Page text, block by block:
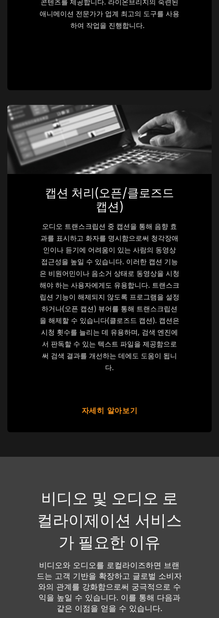
애니메이션 전문가가 업계 최고의 도구를 사용
하여 작업을 진행합니다.
캡션 처리(오픈/클로즈드
캡션)
오디오 트랜스크립션 중 캡션을 통해 음향 효
과를 표시하고 화자를 명시함으로써 청각장애
인이나 듣기에 어려움이 있는 사람의 동영상
접근성을 높일 수 있습니다. 이러한 캡션 기능
은 비원어민이나 음소거 상태로 동영상을 시청
해야 하는 사용자에게도 유용합니다. 트랜스크
립션 기능이 해제되지 않도록 프로그램을 설정
하거나(오픈 캡션) 뷰어를 통해 트랜스크립션
을 해제할 수 있습니다(클로즈드 캡션). 캡션은
시청 횟수를 늘리는 데 유용하며, 검색 엔진에
서 판독할 수 있는 텍스트 파일을 제공함으로
써 검색 결과를 개선하는 데에도 도움이 됩니
다.
자세히 알아보기
비디오 및 오디오 로
컬라이제이션 서비스
가 필요한 이유
비디오와 오디오를 로컬라이즈하면 브랜
드는 고객 기반을 확장하고 글로벌 소비자
와의 관계를 강화함으로써 궁극적으로 수
익을 높일 수 있습니다. 이를 통해 다음과
같은 이점을 얻을 수 있습니다.